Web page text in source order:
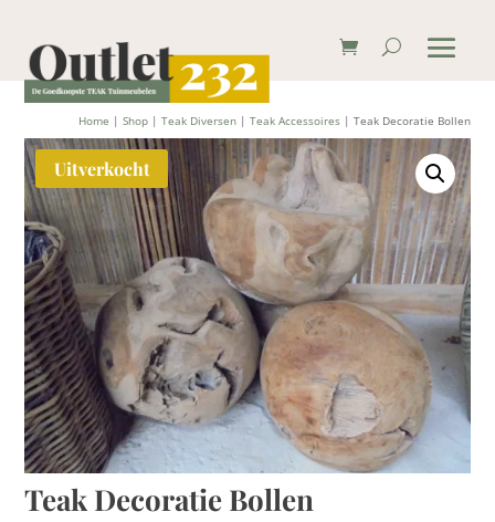
Home | Shop| Teak Diversen| Teak Accessoires| Teak Decoratie Bollen
Uitverkocht
Teak Decoratie Bollen